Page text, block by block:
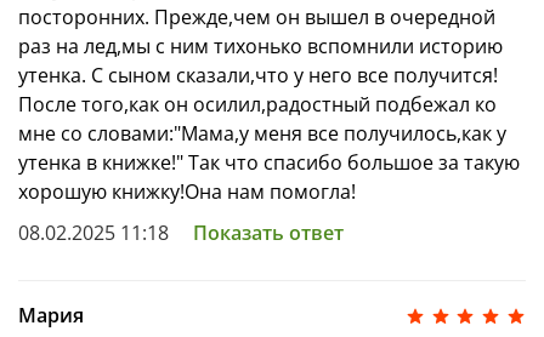
посторонних. Прежде,чем он вышел в очередной
раз на лед,мы с ним тихонько вспомнили историю
утенка. С сыном сказали,что у него все получится!
После того,как он осилил,радостный подбежал ко
мне со словами:"Мама,у меня все получилось,как у
утенка в книжке!" Так что спасибо большое за такую
хорошую книжку!Она нам помогла!
08.02.2025 11:18
Показать ответ
Мария